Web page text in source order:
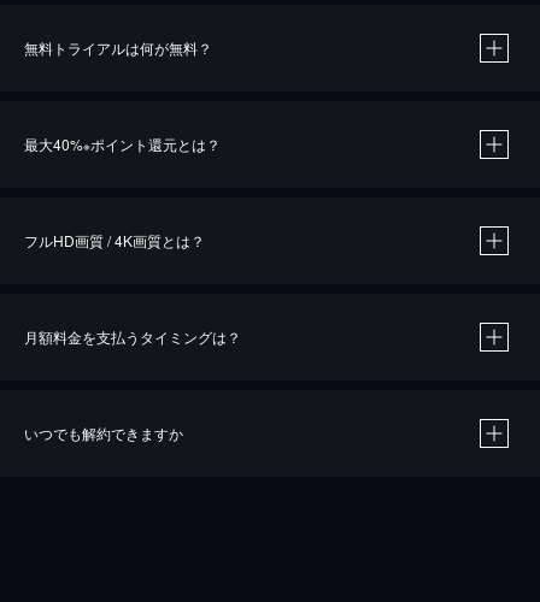
無料トライアルは何が無料？
最大40%※ポイント還元とは？
※40％ポイント還元の対象は、クレジットカード決済による作品の購入 / レンタルです。
iOSアプリのUコイン決済による作品の購入 / レンタルは、20％のポイント還元です。
フルHD画質 / 4K画質とは？
月額料金を支払うタイミングは？
いつでも解約できますか